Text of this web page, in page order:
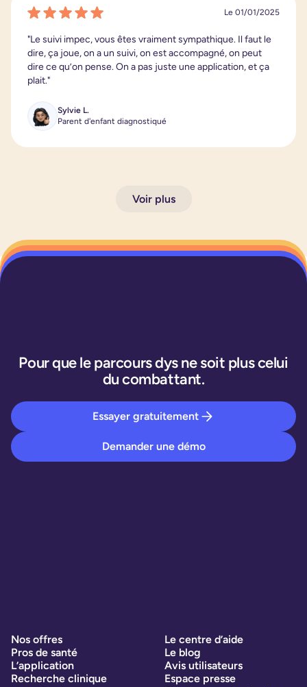
Le 01/01/2025
"Le suivi impec, vous êtes vraiment sympathique. Il faut le
dire, ça joue, on a un suivi, on est accompagné, on peut
dire ce qu’on pense. On a pas juste une application, et ça
plait."
Sylvie L.
Parent d'enfant diagnostiqué
Voir plus
Pour que le parcours dys ne soit plus celui
du combattant.
Essayer gratuitement
Demander une démo
Nos offres
Pros de santé
L’application
Recherche clinique
Le centre d’aide
Le blog
Avis utilisateurs
Espace presse